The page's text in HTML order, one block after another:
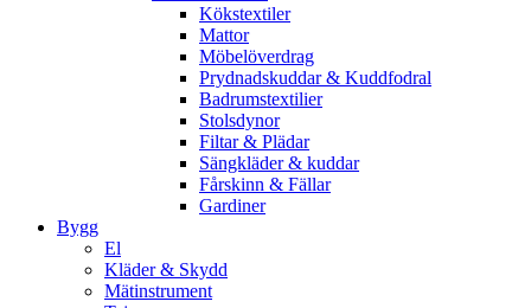
Kökstextiler
Mattor
Möbelöverdrag
Prydnadskuddar & Kuddfodral
Badrumstextilier
Stolsdynor
Filtar & Plädar
Sängkläder & kuddar
Fårskinn & Fällar
Gardiner
Bygg
El
Kläder & Skydd
Mätinstrument